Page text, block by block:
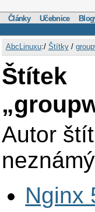
Články Učebnice
AbcLinuxu:/ Štítky/
Štítek
Autor
neznámý
Nginx